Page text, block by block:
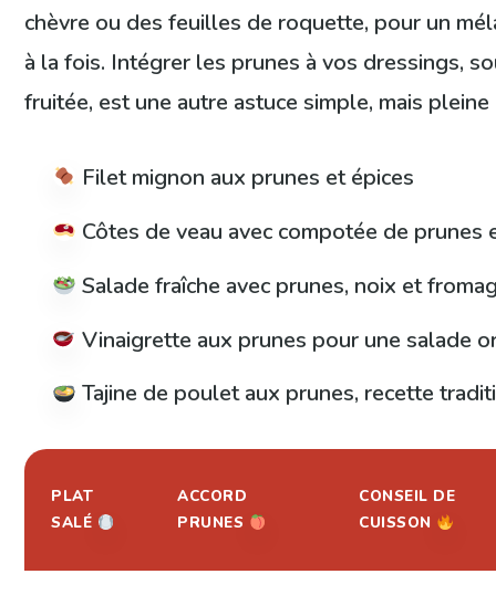
chèvre ou des feuilles de roquette, pour un
à la fois. Intégrer les prunes à vos dressings,
fruitée, est une autre astuce simple, mais
Filet mignon aux prunes et épices
Côtes de veau avec compotée de prunes
Salade fraîche avec prunes, noix et
Vinaigrette aux prunes pour une salade
Tajine de poulet aux prunes, recette
PLAT
SALÉ
ACCORD
PRUNES
CONSEIL DE
CUISSON